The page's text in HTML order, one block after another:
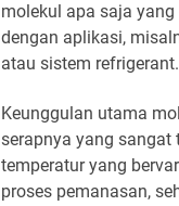
molekul apa saja
dengan aplikasi,
atau sistem refrigerant.
Keunggulan utama
serapnya yang sangat
temperatur yang
proses pemanasan,